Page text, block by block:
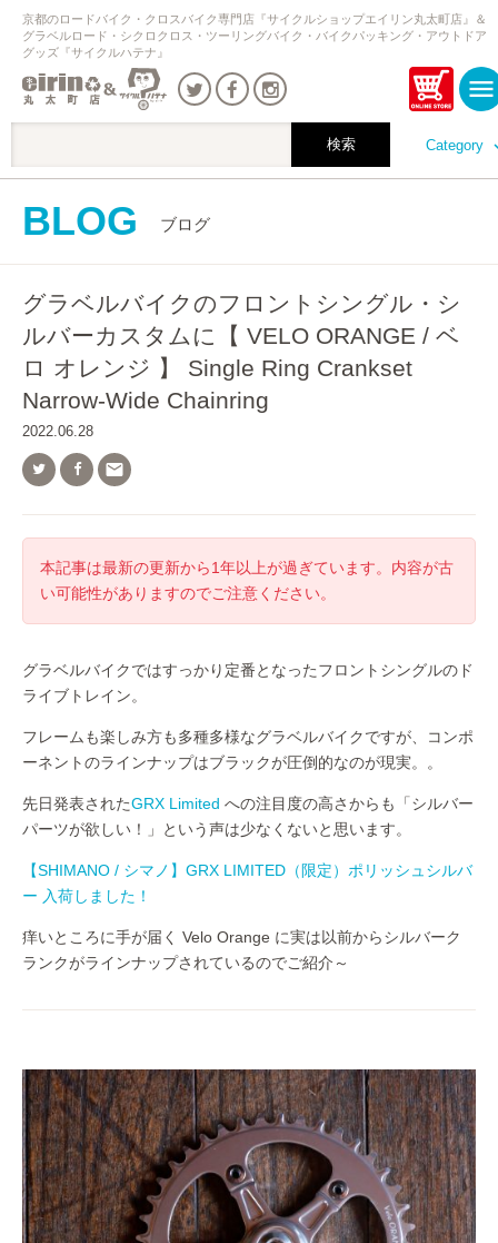
Category
京都のロードバイク・クロスバイク専門店『サイクルショップエイリン丸太町店』＆
グラベルロード・シクロクロス・ツーリングバイク・バイクパッキング・アウトドア
グッズ『サイクルハテナ』
BLOG ブログ
グラベルバイクのフロントシングル・シ
ルバーカスタムに【 VELO ORANGE / ベ
ロ オレンジ 】 Single Ring Crankset
Narrow-Wide Chainring
2022.06.28

本記事は最新の更新から1年以上が過ぎています。内容が古
い可能性がありますのでご注意ください。
グラベルバイクではすっかり定番となったフロントシングルのド
ライブトレイン。
フレームも楽しみ方も多種多様なグラベルバイクですが、コンポ
ーネントのラインナップはブラックが圧倒的なのが現実。。
先日発表されたGRX Limited への注目度の高さからも「シルバー
パーツが欲しい！」という声は少なくないと思います。
【SHIMANO / シマノ】GRX LIMITED（限定）ポリッシュシルバ
ー 入荷しました！
痒いところに手が届く Velo Orange に実は以前からシルバーク
ランクがラインナップされているのでご紹介～